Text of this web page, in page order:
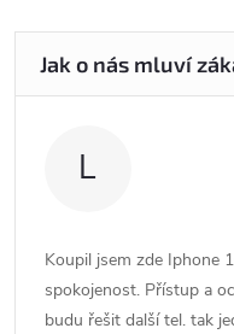
L
Koupil jsem zde Iphone
spokojenost. Přístup a
budu řešit další tel. tak